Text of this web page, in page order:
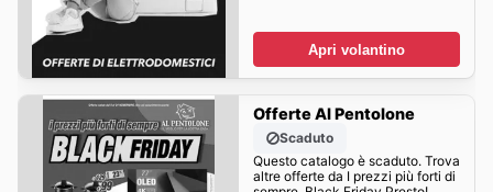
Apri volantino
Offerte Al Pentolone
Scaduto
Questo catalogo è scaduto. Trova
altre offerte da I prezzi più forti di